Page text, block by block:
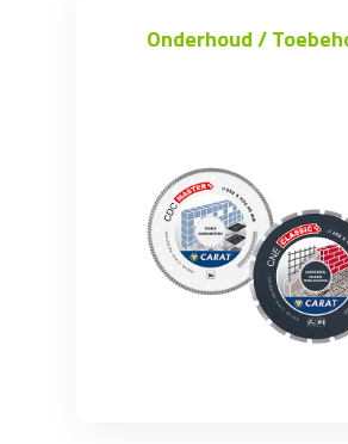
Onderhoud /